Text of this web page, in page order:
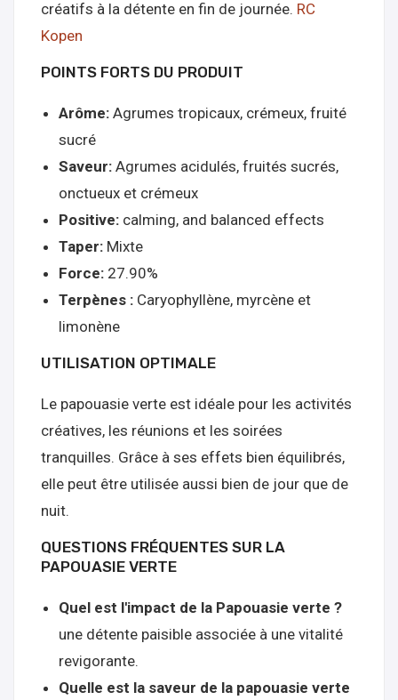
créatifs à la détente en fin de journée. RC
Kopen
POINTS FORTS DU PRODUIT
Arôme: Agrumes tropicaux, crémeux, fruité
sucré
Saveur: Agrumes acidulés, fruités sucrés,
onctueux et crémeux
Positive: calming, and balanced effects
Taper: Mixte
Force: 27.90%
Terpènes : Caryophyllène, myrcène et
limonène
UTILISATION OPTIMALE
Le papouasie verte est idéale pour les activités
créatives, les réunions et les soirées
tranquilles. Grâce à ses effets bien équilibrés,
elle peut être utilisée aussi bien de jour que de
nuit.
QUESTIONS FRÉQUENTES SUR LA
PAPOUASIE VERTE
Quel est l'impact de la Papouasie verte ?
une détente paisible associée à une vitalité
revigorante.
Quelle est la saveur de la papouasie verte